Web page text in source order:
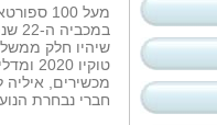
מעל
שיהיו חלק
חברי נבחרת